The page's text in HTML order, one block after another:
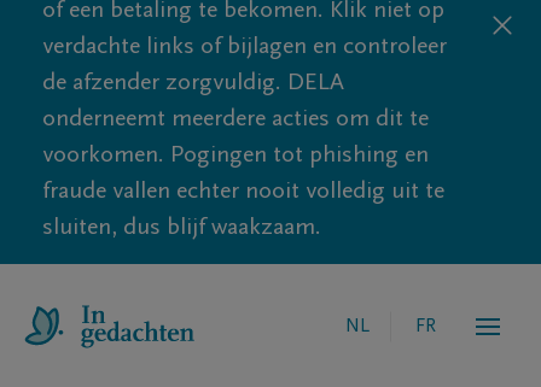
of een betaling te bekomen. Klik niet op
verdachte links of bijlagen en controleer
de afzender zorgvuldig. DELA
onderneemt meerdere acties om dit te
voorkomen. Pogingen tot phishing en
fraude vallen echter nooit volledig uit te
sluiten, dus blijf waakzaam.
NL FR